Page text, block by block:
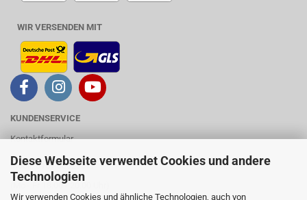
Diese Webseite verwendet Cookies und andere
Technologien
Wir verwenden Cookies und ähnliche Technologien, auch von
WIR VERSENDEN MIT
KUNDENSERVICE
Kontaktformular
Mobil: 0157 53329577
(Mo - Fr 18.00 - 20.00 Uhr)